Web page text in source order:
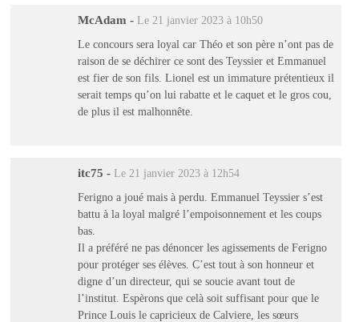
McAdam - Le 21 janvier 2023 à 10h50
Le concours sera loyal car Théo et son père n’ont pas de
raison de se déchirer ce sont des Teyssier et Emmanuel
est fier de son fils. Lionel est un immature prétentieux il
serait temps qu’on lui rabatte et le caquet et le gros cou,
de plus il est malhonnête.
itc75 - Le 21 janvier 2023 à 12h54
Ferigno a joué mais à perdu. Emmanuel Teyssier s’est
battu à la loyal malgré l’empoisonnement et les coups
bas.
Il a préféré ne pas dénoncer les agissements de Ferigno
pour protéger ses élèves. C’est tout à son honneur et
digne d’un directeur, qui se soucie avant tout de
l’institut. Espèrons que celà soit suffisant pour que le
Prince Louis le capricieux de Calviere, les sœurs